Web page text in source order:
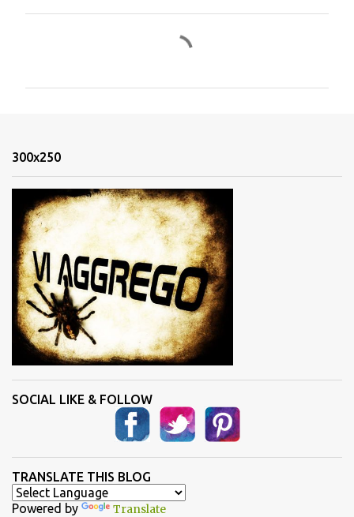
n
i
300x250
SOCIAL LIKE & FOLLOW
TRANSLATE THIS BLOG
Powered by Translate